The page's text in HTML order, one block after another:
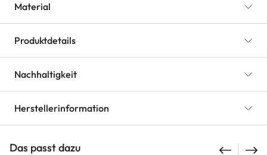
Material
Produktdetails
Nachhaltigkeit
Herstellerinformation
Das passt dazu